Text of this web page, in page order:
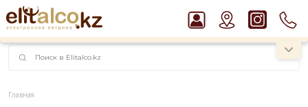
наименований!
instagram.com/rojo.kz
Главная